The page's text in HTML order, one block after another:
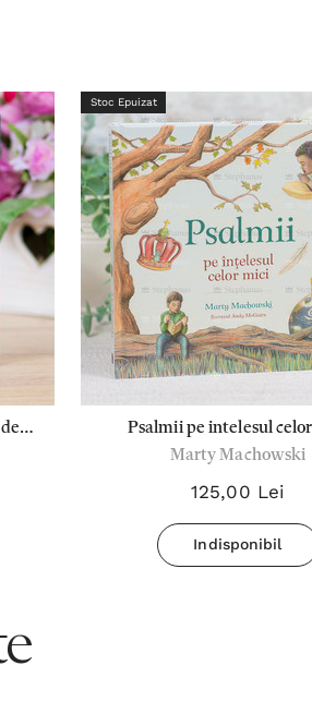
Stoc Epuizat
Psalmii pe intelesul
Marty Machowski
125,00 Lei
Indisponibil